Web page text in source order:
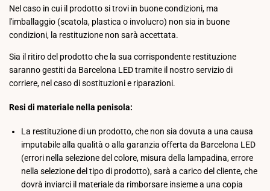
Nel caso in cui il prodotto si trovi in buone condizioni, ma
l'imballaggio (scatola, plastica o involucro) non sia in buone
condizioni, la restituzione non sarà accettata.
Sia il ritiro del prodotto che la sua corrispondente restituzione
saranno gestiti da Barcelona LED tramite il nostro servizio di
corriere, nel caso di sostituzioni e riparazioni.
Resi di materiale nella penisola:
La restituzione di un prodotto, che non sia dovuta a una causa
imputabile alla qualità o alla garanzia offerta da Barcelona LED
(errori nella selezione del colore, misura della lampadina, errore
nella selezione del tipo di prodotto), sarà a carico del cliente, che
dovrà inviarci il materiale da rimborsare insieme a una copia